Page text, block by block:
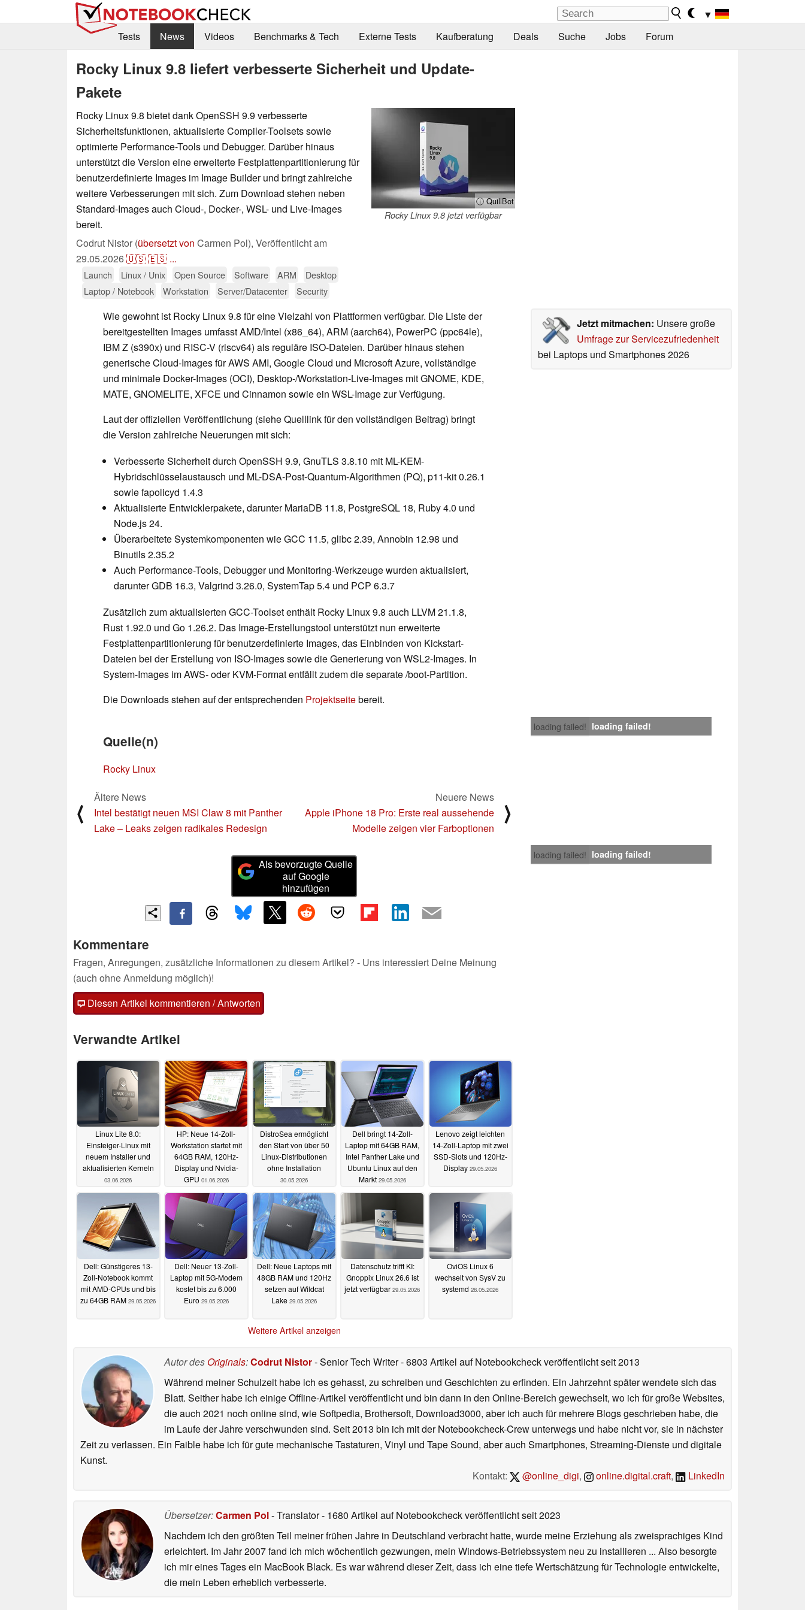
▼
Tests
News Videos Benchmarks & Tech Externe Tests Kaufberatung Deals Suche Jobs Forum
Rocky Linux 9.8 liefert verbesserte Sicherheit und Update-
Pakete
ⓘ QuillBot
Rocky Linux 9.8 jetzt verfügbar
Rocky Linux 9.8 bietet dank OpenSSH 9.9 verbesserte
Sicherheitsfunktionen, aktualisierte Compiler-Toolsets sowie
optimierte Performance-Tools und Debugger. Darüber hinaus
unterstützt die Version eine erweiterte Festplattenpartitionierung für
benutzerdefinierte Images im Image Builder und bringt zahlreiche
weitere Verbesserungen mit sich. Zum Download stehen neben
Standard-Images auch Cloud-, Docker-, WSL- und Live-Images
bereit.
Codrut Nistor (übersetzt von Carmen Pol), Veröffentlicht am
29.05.2026🇺🇸🇪🇸 ...
Launch Linux / Unix Open Source Software ARM
Desktop
Laptop / Notebook
Workstation Server/Datacenter Security
Jetzt mitmachen: Unsere große
Umfrage zur Servicezufriedenheit
bei Laptops und Smartphones 2026
Wie gewohnt ist Rocky Linux 9.8 für eine Vielzahl von Plattformen verfügbar. Die Liste der
bereitgestellten Images umfasst AMD/Intel (x86_64), ARM (aarch64), PowerPC (ppc64le),
IBM Z (s390x) und RISC-V (riscv64) als reguläre ISO-Dateien. Darüber hinaus stehen
generische Cloud-Images für AWS AMI, Google Cloud und Microsoft Azure, vollständige
und minimale Docker-Images (OCI), Desktop-/Workstation-Live-Images mit GNOME, KDE,
MATE, GNOMELITE, XFCE und Cinnamon sowie ein WSL-Image zur Verfügung.
Laut der offiziellen Veröffentlichung (siehe Quelllink für den vollständigen Beitrag) bringt
die Version zahlreiche Neuerungen mit sich:
Verbesserte Sicherheit durch OpenSSH 9.9, GnuTLS 3.8.10 mit ML-KEM-
Hybridschlüsselaustausch und ML-DSA-Post-Quantum-Algorithmen (PQ), p11-kit 0.26.1
sowie fapolicyd 1.4.3
Aktualisierte Entwicklerpakete, darunter MariaDB 11.8, PostgreSQL 18, Ruby 4.0 und
Node.js 24.
Überarbeitete Systemkomponenten wie GCC 11.5, glibc 2.39, Annobin 12.98 und
Binutils 2.35.2
Auch Performance-Tools, Debugger und Monitoring-Werkzeuge wurden aktualisiert,
darunter GDB 16.3, Valgrind 3.26.0, SystemTap 5.4 und PCP 6.3.7
Zusätzlich zum aktualisierten GCC-Toolset enthält Rocky Linux 9.8 auch LLVM 21.1.8,
Rust 1.92.0 und Go 1.26.2. Das Image-Erstellungstool unterstützt nun erweiterte
Festplattenpartitionierung für benutzerdefinierte Images, das Einbinden von Kickstart-
Dateien bei der Erstellung von ISO-Images sowie die Generierung von WSL2-Images. In
System-Images im AWS- oder KVM-Format entfällt zudem die separate /boot-Partition.
Die Downloads stehen auf der entsprechenden Projektseitebereit.
loading failed! loading failed!
Quelle(n)
Rocky Linux
⟨
Ältere News
Intel bestätigt neuen MSI Claw 8 mit Panther
Lake – Leaks zeigen radikales Redesign
Neuere News
Apple iPhone 18 Pro: Erste real aussehende
Modelle zeigen vier Farboptionen
⟩
loading failed! loading failed!
Als bevorzugte Quelle
auf Google
hinzufügen
Kommentare
Fragen, Anregungen, zusätzliche Informationen zu diesem Artikel? - Uns interessiert Deine Meinung
(auch ohne Anmeldung möglich)!
Diesen Artikel kommentieren / Antworten
Verwandte Artikel
Linux Lite 8.0:
Einsteiger-Linux mit
neuem Installer und
aktualisierten Kerneln
03.06.2026
HP: Neue 14-Zoll-
Workstation startet mit
64GB RAM, 120Hz-
Display und Nvidia-
GPU 01.06.2026
DistroSea ermöglicht
den Start von über 50
Linux-Distributionen
ohne Installation
30.05.2026
Dell bringt 14-Zoll-
Laptop mit 64GB RAM,
Intel Panther Lake und
Ubuntu Linux auf den
Markt 29.05.2026
Lenovo zeigt leichten
14-Zoll-Laptop mit zwei
SSD-Slots und 120Hz-
Display 29.05.2026
Dell: Günstigeres 13-
Zoll-Notebook kommt
mit AMD-CPUs und bis
zu 64GB RAM 29.05.2026
Dell: Neuer 13-Zoll-
Laptop mit 5G-Modem
kostet bis zu 6.000
Euro 29.05.2026
Dell: Neue Laptops mit
48GB RAM und 120Hz
setzen auf Wildcat
Lake 29.05.2026
Datenschutz trifft KI:
Gnoppix Linux 26.6 ist
jetzt verfügbar 29.05.2026
OviOS Linux 6
wechselt von SysV zu
systemd 28.05.2026
Weitere Artikel anzeigen
Autor des Originals:Codrut Nistor- Senior Tech Writer- 6803 Artikel auf Notebookcheck veröffentlichtseit 2013
Während meiner Schulzeit habe ich es gehasst, zu schreiben und Geschichten zu erfinden. Ein Jahrzehnt später wendete sich das
Blatt. Seither habe ich einige Offline-Artikel veröffentlicht und bin dann in den Online-Bereich gewechselt, wo ich für große Websites,
die auch 2021 noch online sind, wie Softpedia, Brothersoft, Download3000, aber ich auch für mehrere Blogs geschrieben habe, die
im Laufe der Jahre verschwunden sind. Seit 2013 bin ich mit der Notebookcheck-Crew unterwegs und habe nicht vor, sie in nächster
Zeit zu verlassen. Ein Faible habe ich für gute mechanische Tastaturen, Vinyl und Tape Sound, aber auch Smartphones, Streaming-Dienste und digitale
Kunst.
Kontakt:
@online_digi, online.digital.craft, LinkedIn
Übersetzer:Carmen Pol- Translator- 1680 Artikel auf Notebookcheck veröffentlichtseit 2023
Nachdem ich den größten Teil meiner frühen Jahre in Deutschland verbracht hatte, wurde meine Erziehung als zweisprachiges Kind
erleichtert. Im Jahr 2007 fand ich mich wöchentlich gezwungen, mein Windows-Betriebssystem neu zu installieren ... Also besorgte
ich mir eines Tages ein MacBook Black. Es war während dieser Zeit, dass ich eine tiefe Wertschätzung für Technologie entwickelte,
die mein Leben erheblich verbesserte.